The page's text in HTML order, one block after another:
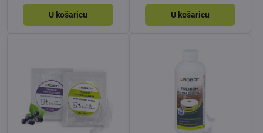
U košaricu U košaricu